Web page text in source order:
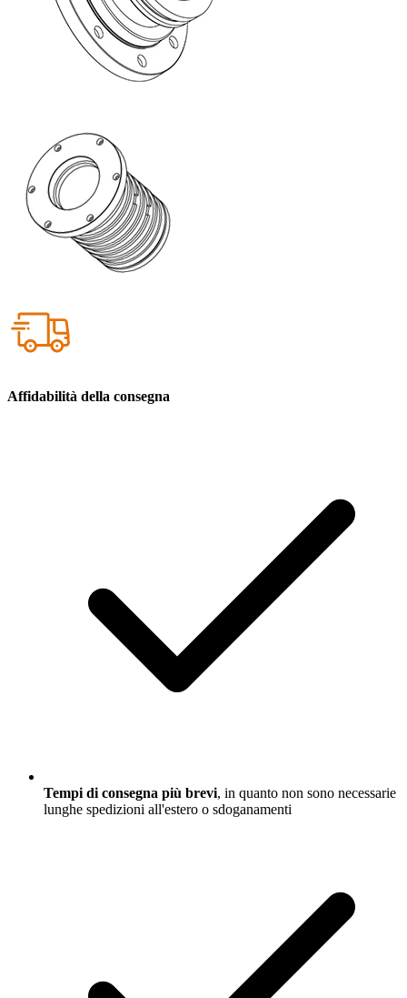
Affidabilità della consegna
Tempi di consegna più brevi, in quanto non sono necessarie
lunghe spedizioni all'estero o sdoganamenti